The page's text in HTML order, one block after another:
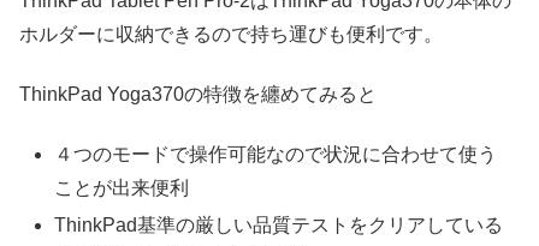
ホルダーに収納できるので持ち運びも便利です。
ThinkPad Yoga370の特徴を纏めてみると
４つのモードで操作可能なので状況に合わせて使う
ことが出来便利
ThinkPad基準の厳しい品質テストをクリアしている